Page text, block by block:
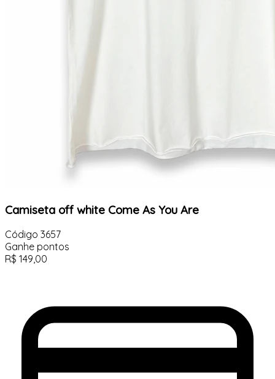
Camiseta off white Come As You Are
Código 3657
Ganhe pontos
R$ 149,00